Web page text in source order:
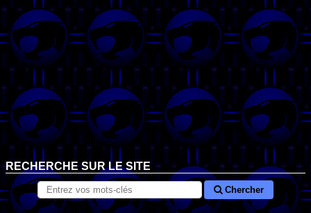
RECHERCHE SUR LE SITE
Chercher